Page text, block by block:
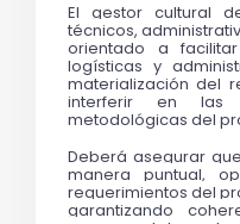
El gestor cultural
técnicos,
orientado a
logísticas y
materialización del
interferir en las
metodológicas del
Deberá asegurar
manera puntual,
requerimientos del
garantizando